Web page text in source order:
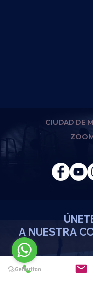
CIUDAD DE
A NUESTRA
DA CLICK